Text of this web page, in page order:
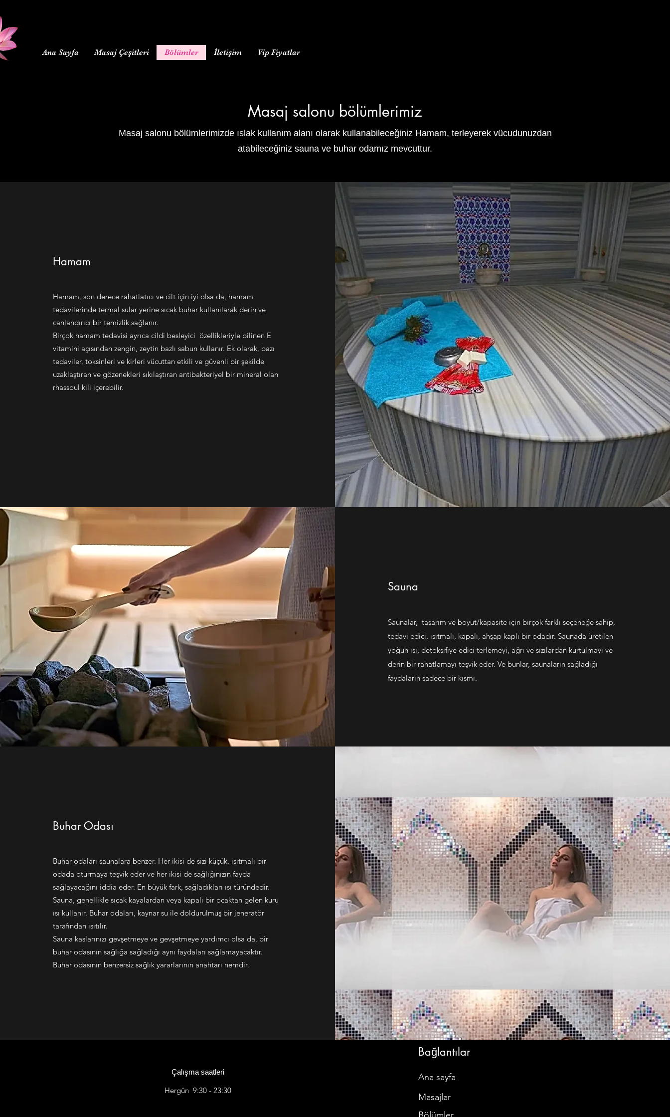
Ana Sayfa Masaj Çeşitleri Bölümler İletişim Vip Fiyatlar
Masaj salonu bölümlerimiz
Masaj salonu bölümlerimizde ıslak kullanım alanı olarak kullanabileceğiniz Hamam, terleyerek vücudunuzdan
atabileceğiniz sauna ve buhar odamız mevcuttur.
Hamam
Hamam, son derece rahatlatıcı ve cilt için iyi olsa da, hamam
tedavilerinde termal sular yerine sıcak buhar kullanılarak derin ve
canlandırıcı bir temizlik sağlanır.
Birçok hamam tedavisi ayrıca cildi besleyici özellikleriyle bilinen E
vitamini açısından zengin, zeytin bazlı sabun kullanır. Ek olarak, bazı
tedaviler, toksinleri ve kirleri vücuttan etkili ve güvenli bir şekilde
uzaklaştıran ve gözenekleri sıkılaştıran antibakteriyel bir mineral olan
rhassoul kili içerebilir.
Sauna
Saunalar, tasarım ve boyut/kapasite için birçok farklı seçeneğe sahip,
tedavi edici, ısıtmalı, kapalı, ahşap kaplı bir odadır. Saunada üretilen
yoğun ısı, detoksifiye edici terlemeyi, ağrı ve sızılardan kurtulmayı ve
derin bir rahatlamayı teşvik eder. Ve bunlar, saunaların sağladığı
faydaların sadece bir kısmı.
Buhar Odası
Buhar odaları saunalara benzer. Her ikisi de sizi küçük, ısıtmalı bir
odada oturmaya teşvik eder ve her ikisi de sağlığınızın fayda
sağlayacağını iddia eder. En büyük fark, sağladıkları ısı türündedir.
Sauna, genellikle sıcak kayalardan veya kapalı bir ocaktan gelen kuru
ısı kullanır. Buhar odaları, kaynar su ile doldurulmuş bir jeneratör
tarafından ısıtılır.
Sauna kaslarınızı gevşetmeye ve gevşetmeye yardımcı olsa da, bir
buhar odasının sağlığa sağladığı aynı faydaları sağlamayacaktır.
Buhar odasının benzersiz sağlık yararlarının anahtarı nemdir.
Bağlantılar
Çalışma saatleri
Hergün 9:30 - 23:30
Ana sayfa
Masajlar